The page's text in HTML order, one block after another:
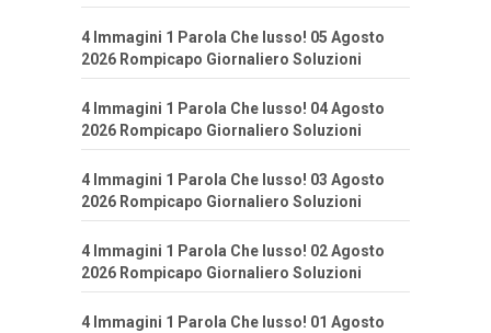
4 Immagini 1 Parola Che lusso! 05 Agosto
2026 Rompicapo Giornaliero Soluzioni
4 Immagini 1 Parola Che lusso! 04 Agosto
2026 Rompicapo Giornaliero Soluzioni
4 Immagini 1 Parola Che lusso! 03 Agosto
2026 Rompicapo Giornaliero Soluzioni
4 Immagini 1 Parola Che lusso! 02 Agosto
2026 Rompicapo Giornaliero Soluzioni
4 Immagini 1 Parola Che lusso! 01 Agosto